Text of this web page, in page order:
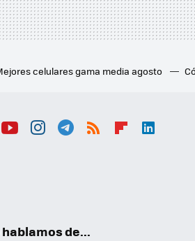
celulares gama media agosto
de...